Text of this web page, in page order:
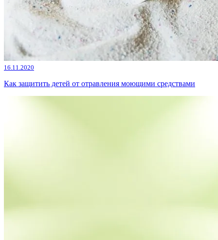
16.11.2020
Как защитить детей от отравления моющими средствами